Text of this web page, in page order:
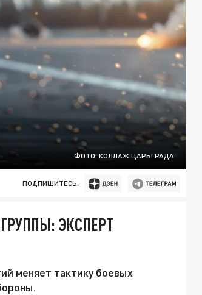
ФОТО: КОЛЛАЖ ЦАРЬГРАДА
ПОДПИШИТЕСЬ:
ЭКСПЕРТ
меняет тактику боевых